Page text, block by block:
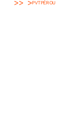
> PVTPÉROU